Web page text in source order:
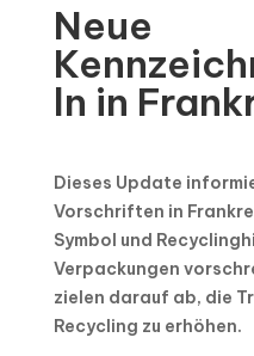
Neue
ln in
Dieses Update
Vorschriften in
Symbol und
Verpackungen
zielen darauf ab, die
Recycling zu erhöhen.